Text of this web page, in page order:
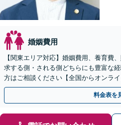
婚姻費用
【関東エリア対応】婚姻費用、養育費
求する側・される側どちらにも豊富な
方はご相談ください【全国からオンラ
【サブスクプランあり／セカンドオピ
料金表を